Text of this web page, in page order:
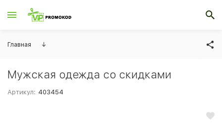
Главная ↓
Мужская одежда со скидками
Артикул: 403454